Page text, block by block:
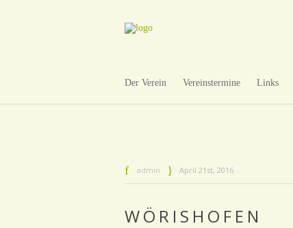
Der Verein Vereinstermine Links
admin April 21st, 2016
WÖRISHOFEN